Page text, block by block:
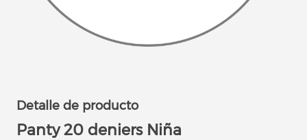
Detalle de producto
Panty 20 deniers Niña